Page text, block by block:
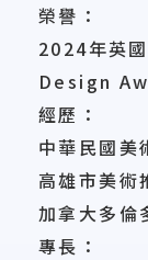
榮譽：
2024年英
Design
經歷：
中華民國美
高雄市美術
加拿大多倫
專長：